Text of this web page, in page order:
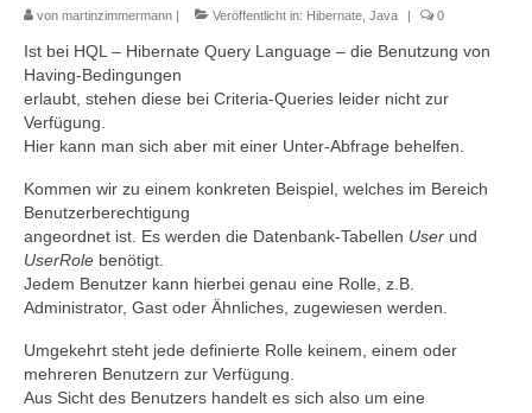
von martinzimmermann | Veröffentlicht in: Hibernate Java | 0
Ist bei HQL – Hibernate Query Language – die Benutzung von
Having-Bedingungen
erlaubt, stehen diese bei Criteria-Queries leider nicht zur
Verfügung.
Hier kann man sich aber mit einer Unter-Abfrage behelfen.
Kommen wir zu einem konkreten Beispiel, welches im Bereich
Benutzerberechtigung
angeordnet ist. Es werden die Datenbank-Tabellen User und
UserRole benötigt.
Jedem Benutzer kann hierbei genau eine Rolle, z.B.
Administrator, Gast oder Ähnliches, zugewiesen werden.
Umgekehrt steht jede definierte Rolle keinem, einem oder
mehreren Benutzern zur Verfügung.
Aus Sicht des Benutzers handelt es sich also um eine